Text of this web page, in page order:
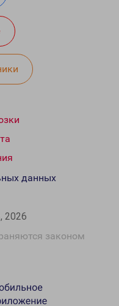
2026
законом
данных